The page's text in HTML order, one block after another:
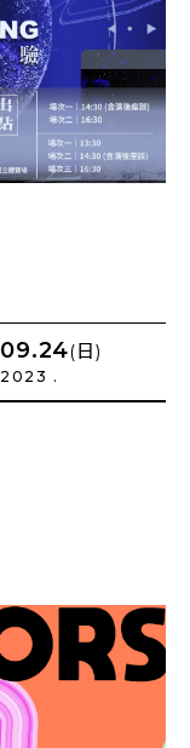
09.24(日)
2023 .